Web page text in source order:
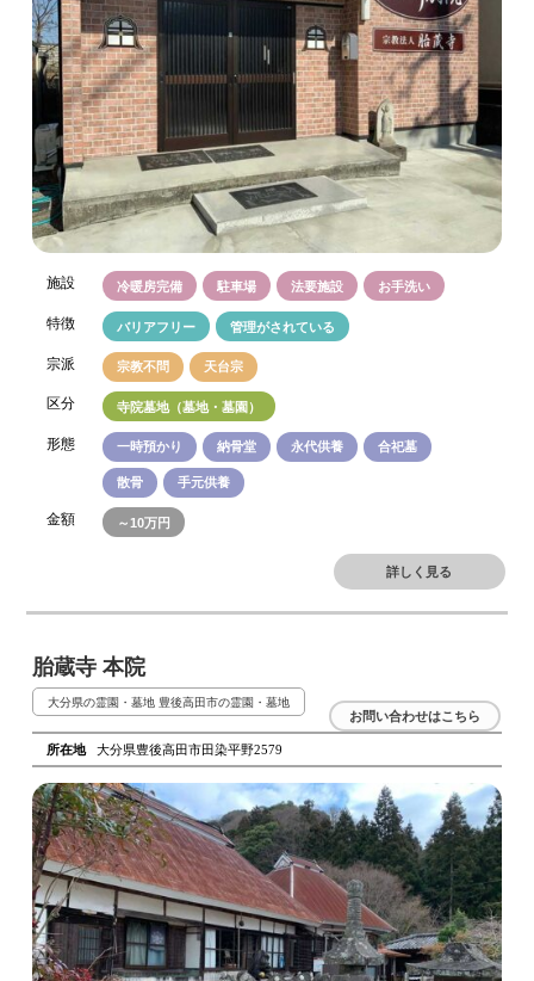
施設 冷暖房完備 駐車場 法要施設 お手洗い
特徴 バリアフリー 管理がされている
宗派 宗教不問 天台宗
区分 寺院墓地（墓地・墓園）
形態 一時預かり 納骨堂 永代供養 合祀墓
散骨 手元供養
金額 ～10万円
詳しく見る
胎蔵寺 本院
大分県の霊園・墓地 豊後高田市の霊園・墓地
所在地 大分県豊後高田市田染平野2579
お問い合わせはこちら